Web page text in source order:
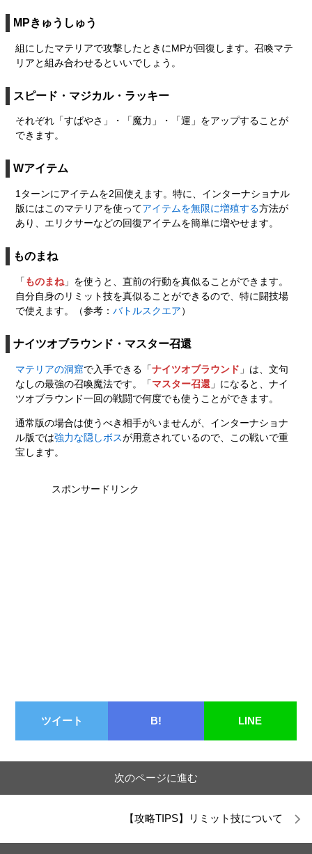
MPきゅうしゅう
組にしたマテリアで攻撃したときにMPが回復します。召喚マテ
リアと組み合わせるといいでしょう。
スピード・マジカル・ラッキー
それぞれ「すばやさ」・「魔力」・「運」をアップすることが
できます。
Wアイテム
1ターンにアイテムを2回使えます。特に、インターナショナル
版にはこのマテリアを使ってアイテムを無限に増殖する方法が
あり、エリクサーなどの回復アイテムを簡単に増やせます。
ものまね
「 ものまね 」を使うと、直前の行動を真似ることができます。
自分自身のリミット技を真似ることができるので、特に闘技場
で使えます。（参考： バトルスクエア）
ナイツオブラウンド・マスター召還
マテリアの洞窟で入手できる「ナイツオブラウンド 」は、文句
なしの最強の召喚魔法です。「マスター召還 」になると、ナイ
ツオブラウンド一回の戦闘で何度でも使うことができます。
通常版の場合は使うべき相手がいませんが、インターナショナ
ル版では強力な隠しボスが用意されているので、この戦いで重
宝します。
スポンサードリンク
ツイート B! LINE
次のページに進む
【攻略TIPS】リミット技について